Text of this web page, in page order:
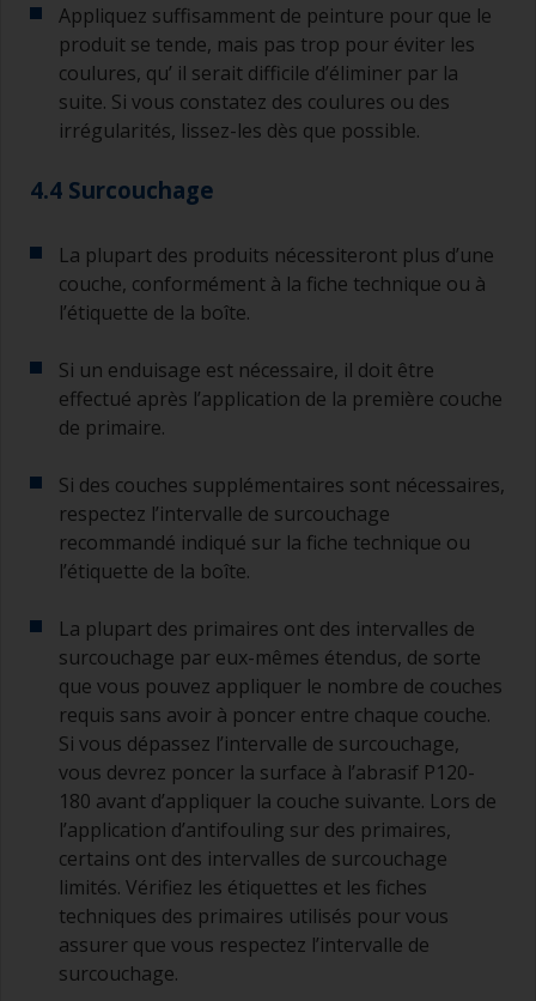
Appliquez suffisamment de peinture pour que le
produit se tende, mais pas trop pour éviter les
coulures, qu’ il serait difficile d’éliminer par la
suite. Si vous constatez des coulures ou des
irrégularités, lissez-les dès que possible.
4.4 Surcouchage
La plupart des produits nécessiteront plus d’une
couche, conformément à la fiche technique ou à
l’étiquette de la boîte.
Si un enduisage est nécessaire, il doit être
effectué après l’application de la première couche
de primaire.
Si des couches supplémentaires sont nécessaires,
respectez l’intervalle de surcouchage
recommandé indiqué sur la fiche technique ou
l’étiquette de la boîte.
La plupart des primaires ont des intervalles de
surcouchage par eux-mêmes étendus, de sorte
que vous pouvez appliquer le nombre de couches
requis sans avoir à poncer entre chaque couche.
Si vous dépassez l’intervalle de surcouchage,
vous devrez poncer la surface à l’abrasif P120-
180 avant d’appliquer la couche suivante. Lors de
l’application d’antifouling sur des primaires,
certains ont des intervalles de surcouchage
limités. Vérifiez les étiquettes et les fiches
techniques des primaires utilisés pour vous
assurer que vous respectez l’intervalle de
surcouchage.